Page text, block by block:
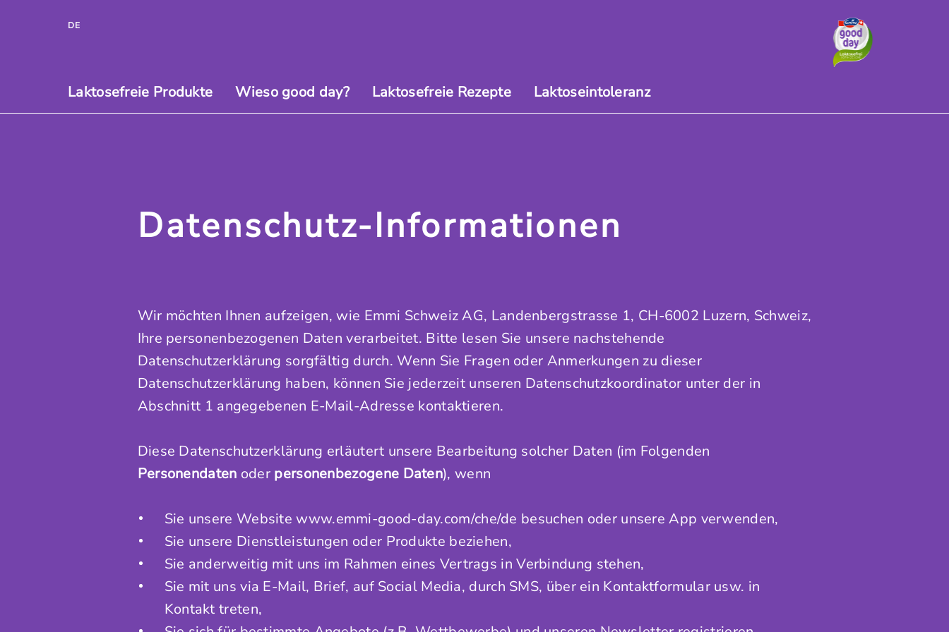
Laktosefreie Produkte Wieso good day? Laktosefreie Rezepte Laktoseintoleranz
DE
Datenschutz-Informationen
Wir möchten Ihnen aufzeigen, wie Emmi Schweiz AG, Landenbergstrasse 1, CH-6002 Luzern, Schweiz,
Ihre personenbezogenen Daten verarbeitet. Bitte lesen Sie unsere nachstehende
Datenschutzerklärung sorgfältig durch. Wenn Sie Fragen oder Anmerkungen zu dieser
Datenschutzerklärung haben, können Sie jederzeit unseren Datenschutzkoordinator unter der in
Abschnitt 1 angegebenen E-Mail-Adresse kontaktieren.
Diese Datenschutzerklärung erläutert unsere Bearbeitung solcher Daten (im Folgenden
Personendaten oder personenbezogene Daten), wenn
Sie unsere Website www.emmi-good-day.com/che/de besuchen oder unsere App verwenden,
Sie unsere Dienstleistungen oder Produkte beziehen,
Sie anderweitig mit uns im Rahmen eines Vertrags in Verbindung stehen,
Sie mit uns via E-Mail, Brief, auf Social Media, durch SMS, über ein Kontaktformular usw. in
Kontakt treten,